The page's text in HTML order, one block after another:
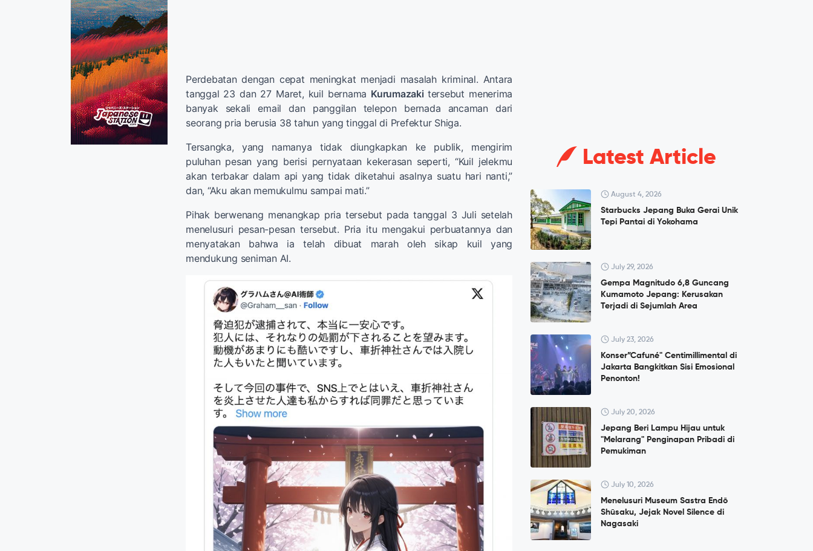
Perdebatan dengan cepat meningkat menjadi masalah kriminal. Antara
tanggal 23 dan 27 Maret, kuil bernama Kurumazaki tersebut menerima
banyak sekali email dan panggilan telepon bernada ancaman dari
seorang pria berusia 38 tahun yang tinggal di Prefektur Shiga.
Tersangka, yang namanya tidak diungkapkan ke publik, mengirim
puluhan pesan yang berisi pernyataan kekerasan seperti, “Kuil jelekmu
akan terbakar dalam api yang tidak diketahui asalnya suatu hari nanti,”
dan, “Aku akan memukulmu sampai mati.”
Pihak berwenang menangkap pria tersebut pada tanggal 3 Juli setelah
menelusuri pesan-pesan tersebut. Pria itu mengakui perbuatannya dan
menyatakan bahwa ia telah dibuat marah oleh sikap kuil yang
mendukung seniman AI.
Latest Article
August 4, 2026
Starbucks Jepang Buka Gerai Unik
Tepi Pantai di Yokohama
July 29, 2026
Gempa Magnitudo 6,8 Guncang
Kumamoto Jepang: Kerusakan
Terjadi di Sejumlah Area
July 23, 2026
Konser”Cafuné" Centimillimental di
Jakarta Bangkitkan Sisi Emosional
Penonton!
July 20, 2026
Jepang Beri Lampu Hijau untuk
"Melarang" Penginapan Pribadi di
Pemukiman
July 10, 2026
Menelusuri Museum Sastra Endō
Shūsaku, Jejak Novel Silence di
Nagasaki